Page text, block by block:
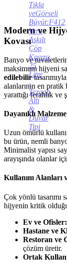
Tıkla
veGörseli
Büyüt:F412
Vera
Askılı
Çöp
Kovası
25
Litre
-
Tezgah
Altı
&
Duvar
Tipi
Modern ve
Kovası
Banyo ve
maksimum hijyeni
edilebilir
alanlarının en
yarattığı ferahlık
Dayanıklı
Uzun ömürlü
bu ürün, nemli
Minimalist yapısı
arayışında olanlar
Kullanım Alanları
Çok yönlü tasarımı
hijyenin kritik
Ev ve Ofisler:
Hastane ve
Restoran ve
çözüm üretir.
Ortak